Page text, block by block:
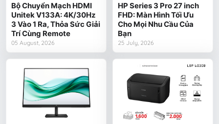
Bộ Chuyển Mạch HDMI
Unitek V133A: 4K/30Hz
3 Vào 1 Ra, Thỏa Sức Giải
Trí Cùng Remote
05 August, 2026
HP Series 3 Pro 27 inch
FHD: Màn Hình Tối Ưu
Cho Mọi Nhu Cầu Của
Bạn
25 July, 2026